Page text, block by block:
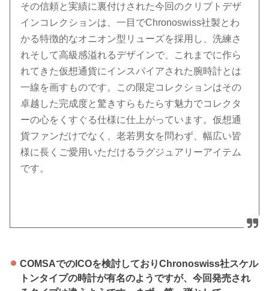
その信頼と実績に裏付けされた今回のクリプトデザ
インコレクションは、一目でChronoswiss社製とわ
かる特徴的なオニオン型リューズを採用し、洗練さ
れそして高級感溢れるデザインで、これまでに作ら
れてきた仮想通貨にインスパイアされた腕時計とは
一線を画すものです。この限定コレクションはその
卓越した完成度と驚きすらもたらす魅力でコレクタ
ーの心をくすぐる仕様に仕上がっています。仮想通
貨ファンだけでなく、老若男女を問わず、幅広い皆
様に長くご愛用いただけるラグジュアリーアイテム
です。
COMSAでのICOを検討しておりChronoswiss社スケル
トンタイプの時計が有名のようですが、今回発売され